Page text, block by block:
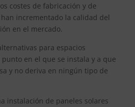
costes de fabricación y de
incrementado la calidad del
en el mercado.
para espacios
en el que se instala y a que
y no deriva en ningún tipo de
instalación de paneles solares